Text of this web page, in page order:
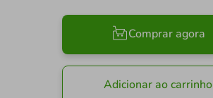
Comprar agora
Adicionar ao carrinho